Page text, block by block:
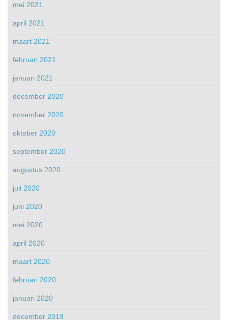
mei 2021
april 2021
maart 2021
februari 2021
januari 2021
december 2020
november 2020
oktober 2020
september 2020
augustus 2020
juli 2020
juni 2020
mei 2020
april 2020
maart 2020
februari 2020
januari 2020
december 2019